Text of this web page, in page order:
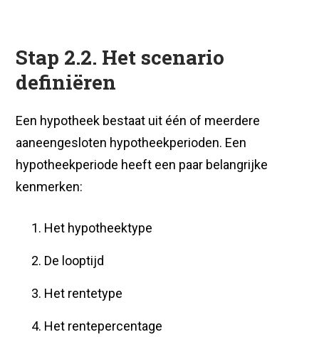
Stap 2.2. Het scenario
definiëren
Een hypotheek bestaat uit één of meerdere
aaneengesloten hypotheekperioden. Een
hypotheekperiode heeft een paar belangrijke
kenmerken:
Het hypotheektype
De looptijd
Het rentetype
Het rentepercentage